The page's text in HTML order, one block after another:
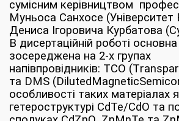
сумісним керівництвом
Муньоса Санхосе (Університет
Дениса Ігоровича Курбатова
В дисертаційній роботі
зосереджена на 2-х групах
напівпровідників: TCO (T
та DMS (DilutedMagnetic
особливості таких матеріалах
гетероструктурі CdTe/CdO та